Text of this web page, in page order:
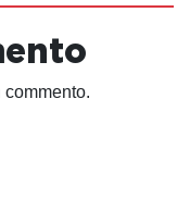
commento.